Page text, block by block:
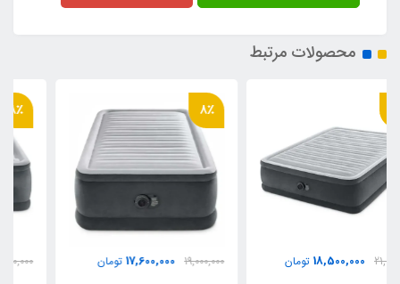
محصولات مرتبط
19,000,000
17,600,000
8٪
25,000,000
23,000,000
تومان